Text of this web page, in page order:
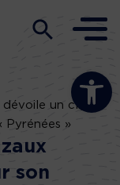
Ouvrir la
dévoile un clip
Pyrénées »
son